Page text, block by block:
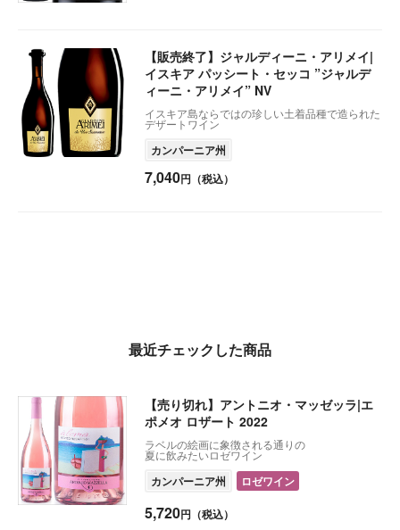
【販売終了】ジャルディーニ・アリメイ|
イスキア パッシート・セッコ ”ジャルデ
ィーニ・アリメイ” NV
イスキア島ならではの珍しい土着品種で造られた
デザートワイン
カンパーニア州
7,040円（税込）
最近チェックした商品
【売り切れ】アントニオ・マッゼッラ|エ
ポメオ ロザート 2022
ラベルの絵画に象徴される通りの
夏に飲みたいロゼワイン
カンパーニア州 ロゼワイン
5,720円（税込）